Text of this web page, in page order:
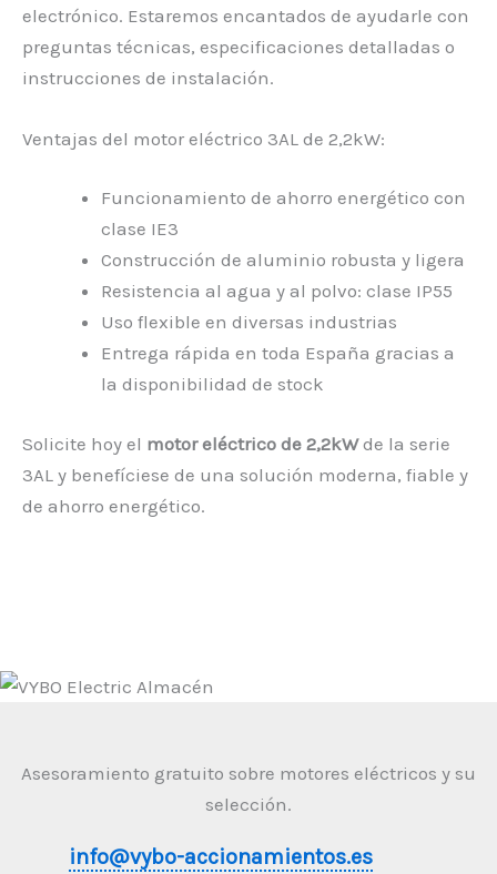
electrónico. Estaremos encantados de ayudarle con
preguntas técnicas, especificaciones detalladas o
instrucciones de instalación.
Ventajas del motor eléctrico 3AL de 2,2kW:
Funcionamiento de ahorro energético con
clase IE3
Construcción de aluminio robusta y ligera
Resistencia al agua y al polvo: clase IP55
Uso flexible en diversas industrias
Entrega rápida en toda España gracias a
la disponibilidad de stock
Solicite hoy el motor eléctrico de 2,2kWde la serie
3AL y benefíciese de una solución moderna, fiable y
de ahorro energético.
Asesoramiento gratuito sobre motores eléctricos y su
selección.
info@vybo-accionamientos.es